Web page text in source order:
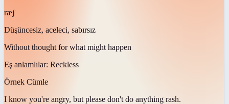
ræʃ
Düşüncesiz, aceleci, sabırsız
Without thought for what might happen
Eş anlamlılar: Reckless
Örnek Cümle
I know you're angry, but please don't do anything rash.